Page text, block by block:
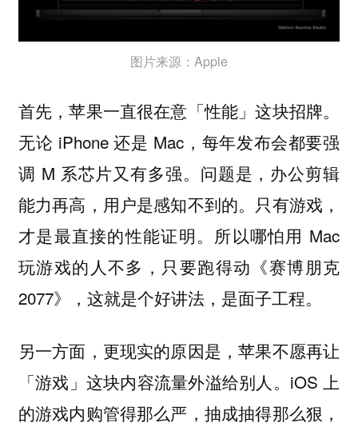
图片来源：Apple
首先，苹果一直很在意「性能」这块招牌。
无论 iPhone 还是 Mac，每年发布会都要强
调 M 系芯片又有多强。问题是，办公剪辑
能力再高，用户是感知不到的。 只有游戏，
才是最直接的性能证明。 所以哪怕用 Mac
玩游戏的人不多，只要跑得动《赛博朋克
2077》，这就是个好讲法，是面子工程。
另一方面，更现实的原因是，苹果不愿再让
「游戏」这块内容流量外溢给别人。 iOS 上
的游戏内购管得那么严，抽成抽得那么狠，